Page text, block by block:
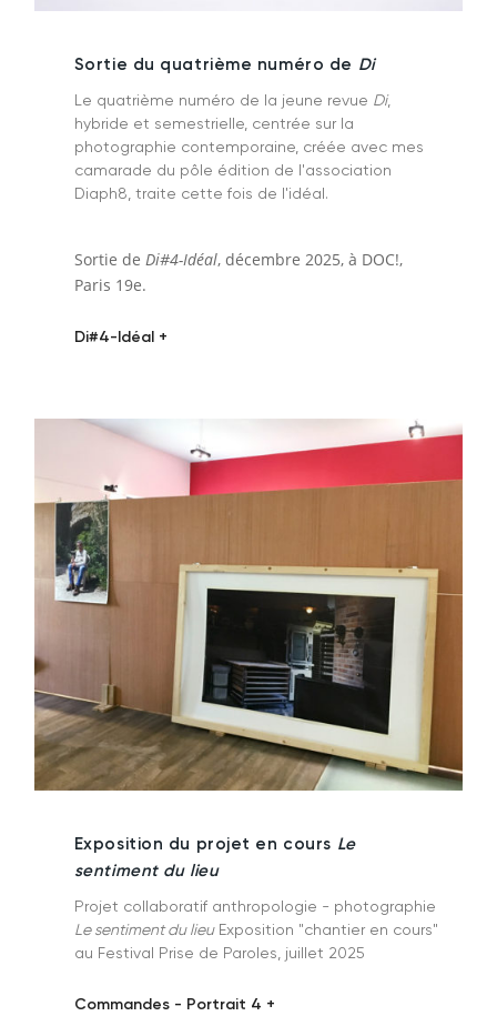
Sortie du quatrième numéro de Di
Le quatrième numéro de la jeune revue Di,
hybride et semestrielle, centrée sur la
photographie contemporaine, créée avec mes
camarade du pôle édition de l'association
Diaph8, traite cette fois de l'idéal.
Sortie de Di#4-Idéal, décembre 2025, à DOC!,
Paris 19e.
Di#4-Idéal +
Exposition du projet en cours Le
sentiment du lieu
Projet collaboratif anthropologie - photographie
Le sentiment du lieuExposition "chantier en cours"
au Festival Prise de Paroles, juillet 2025
Commandes - Portrait 4 +